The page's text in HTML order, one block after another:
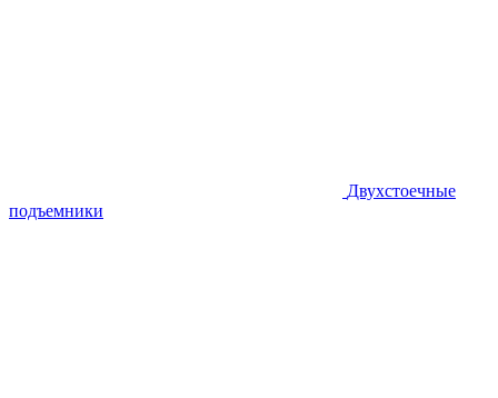
Двухстоечные
подъемники